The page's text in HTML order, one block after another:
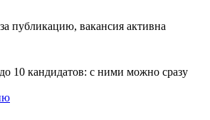
публикацию, вакансия активна
10 кандидатов: с ними можно сразу